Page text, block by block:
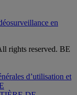
en
rights reserved. BE
d’utilisation et